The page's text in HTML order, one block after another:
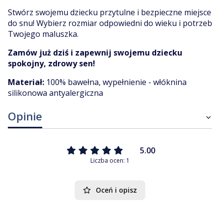
Stwórz swojemu dziecku przytulne i bezpieczne miejsce
do snu! Wybierz rozmiar odpowiedni do wieku i potrzeb
Twojego maluszka.
Zamów już dziś i zapewnij swojemu dziecku
spokojny, zdrowy sen!
Materiał: 100% bawełna, wypełnienie - włóknina
silikonowa antyalergiczna
Opinie
5.00
Liczba ocen: 1
Oceń i opisz